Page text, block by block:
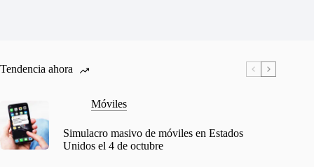
Tendencia ahora
Móviles
Simulacro masivo de móviles en Estados
Unidos el 4 de octubre